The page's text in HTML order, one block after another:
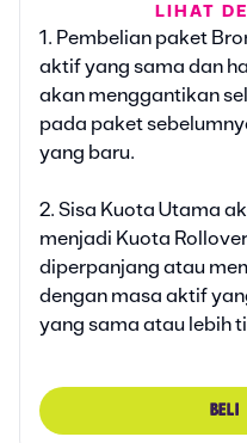
Bonus Google Gemini
Klaim bonusnya di
Bonus Vidio Platinum Lite
Klaim bonusnya di
Bonus Kuota 5G
LIHAT
1. Pembelian paket
aktif yang sama dan
akan menggantikan
pada paket
yang baru.
2. Sisa Kuota Utama
menjadi Kuota
diperpanjang atau
dengan masa aktif
yang sama atau lebih
BELI